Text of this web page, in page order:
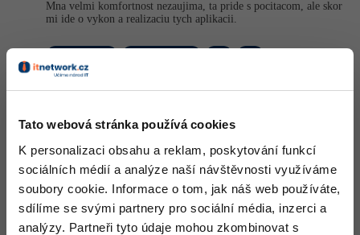
Tato webová stránka používá cookies
K personalizaci obsahu a reklam, poskytování funkcí
sociálních médií a analýze naší návštěvnosti využíváme
soubory cookie. Informace o tom, jak náš web používáte,
sdílíme se svými partnery pro sociální média, inzerci a
analýzy. Partneři tyto údaje mohou zkombinovat s
Mna velmi komfortnost nezaujima, ta pride s pocitacom, ale skor
mi ide o vykon a realizaciu tych aplikacii.
Ak mas ten tablet k dispozicii a mas tam ide, zacni sa ucit
programovat a mozno nam neskor poradis, ako to ide alebo nejde
na tablete.
Ja som skusal na tablete cecko, ale je to dost okliestene. Uz sa na
tablete o programovanie ani nepokusam.